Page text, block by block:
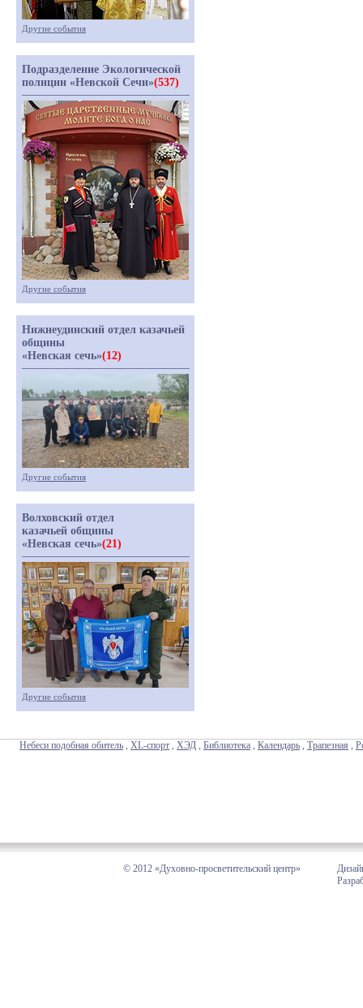
Другие события
Подразделение Экологической
полиции «Невской Сечи»(537)
Другие события
Нижнеудинский отдел казачьей
общины
«Невская сечь»(12)
Другие события
Волховский отдел
казачьей общины
«Невская сечь»(21)
Другие события
Небеси подобная обитель , XL-спорт , ХЭД , Библиотека , Календарь , Трапезная ,
© 2012 «Духовно-просветительский центр»